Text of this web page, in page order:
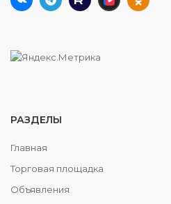
РАЗДЕЛЫ
Главная
Торговая площадка
Объявления